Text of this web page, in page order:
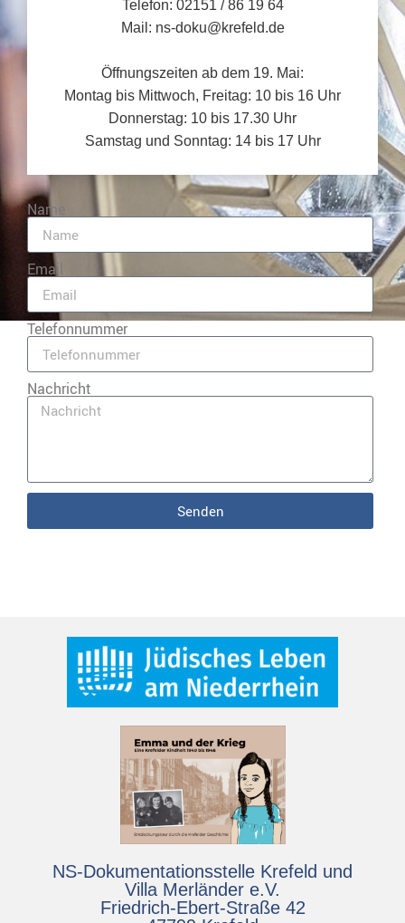
Telefon: 02151 / 86 19 64
Mail: ns-doku@krefeld.de
Öffnungszeiten ab dem 19. Mai:
Montag bis Mittwoch, Freitag: 10 bis 16 Uhr
Donnerstag: 10 bis 17.30 Uhr
Samstag und Sonntag: 14 bis 17 Uhr
Name
Email
Telefonnummer
Nachricht
Senden
NS-Dokumentationsstelle Krefeld und
Villa Merländer e.V.
Friedrich-Ebert-Straße 42